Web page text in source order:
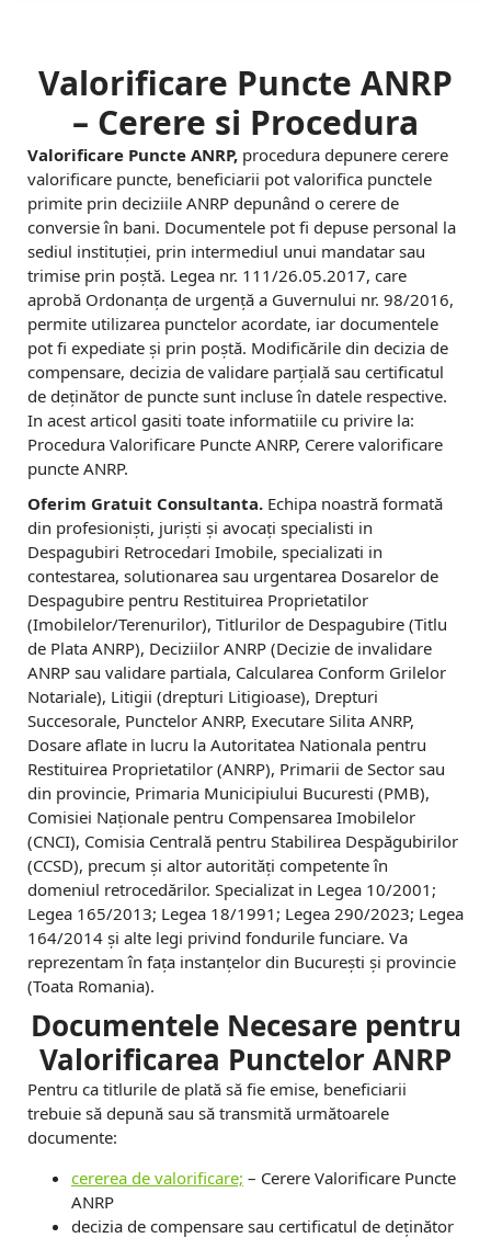
c
e
-
C
u
m
p
a
r
a
m
D
o
s
a
r
e
A
N
R
P
V
a
n
z
a
r
Valorificare Puncte ANRP
– Cerere si Procedura
Valorificare Puncte ANRP, procedura depunere cerere
valorificare puncte, beneficiarii pot valorifica punctele
primite prin deciziile ANRP depunând o cerere de
conversie în bani. Documentele pot fi depuse personal la
sediul instituției, prin intermediul unui mandatar sau
trimise prin poștă. Legea nr. 111/26.05.2017, care
aprobă Ordonanța de urgență a Guvernului nr. 98/2016,
permite utilizarea punctelor acordate, iar documentele
pot fi expediate și prin poștă. Modificările din decizia de
compensare, decizia de validare parțială sau certificatul
de deținător de puncte sunt incluse în datele respective.
In acest articol gasiti toate informatiile cu privire la:
Procedura Valorificare Puncte ANRP, Cerere valorificare
puncte ANRP.
Oferim Gratuit Consultanta. Echipa noastră formată
din profesioniști, juriști și avocați specialisti in
Despagubiri Retrocedari Imobile, specializati in
contestarea, solutionarea sau urgentarea Dosarelor de
Despagubire pentru Restituirea Proprietatilor
(Imobilelor/Terenurilor), Titlurilor de Despagubire (Titlu
de Plata ANRP), Deciziilor ANRP (Decizie de invalidare
ANRP sau validare partiala, Calcularea Conform Grilelor
Notariale), Litigii (drepturi Litigioase), Drepturi
Succesorale, Punctelor ANRP, Executare Silita ANRP,
Dosare aflate in lucru la Autoritatea Nationala pentru
Restituirea Proprietatilor (ANRP), Primarii de Sector sau
din provincie, Primaria Municipiului Bucuresti (PMB),
Comisiei Naționale pentru Compensarea Imobilelor
(CNCI), Comisia Centrală pentru Stabilirea Despăgubirilor
(CCSD), precum și altor autorități competente în
domeniul retrocedărilor. Specializat in Legea 10/2001;
Legea 165/2013; Legea 18/1991; Legea 290/2023; Legea
164/2014 și alte legi privind fondurile funciare. Va
reprezentam în fața instanțelor din București și provincie
(Toata Romania).
Documentele Necesare pentru
Valorificarea Punctelor ANRP
Pentru ca titlurile de plată să fie emise, beneficiarii
trebuie să depună sau să transmită următoarele
documente:
cererea de valorificare; – Cerere Valorificare Puncte
ANRP
decizia de compensare sau certificatul de deținător